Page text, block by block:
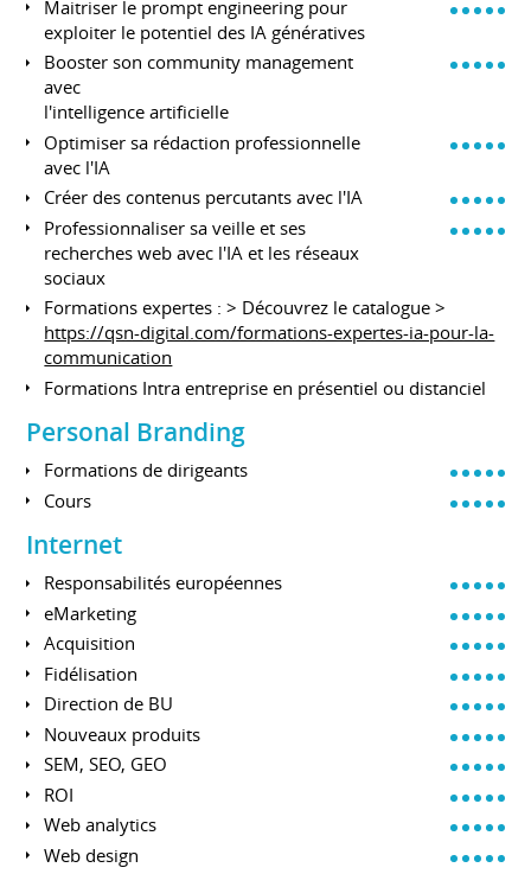
Maitriser le prompt engineering pour
exploiter le potentiel des IA génératives
Booster son community management
avec
l'intelligence artificielle
Optimiser sa rédaction professionnelle
avec l'IA
Créer des contenus percutants avec l'IA
Professionnaliser sa veille et ses
recherches web avec l'IA et les réseaux
sociaux
Formations expertes : > Découvrez le catalogue >
https://qsn-digital.com/formations-expertes-ia-pour-la-
communication
Formations Intra entreprise en présentiel ou distanciel
Personal Branding
Formations de dirigeants
Cours
Internet
Responsabilités européennes
eMarketing
Acquisition
Fidélisation
Direction de BU
Nouveaux produits
SEM, SEO, GEO
ROI
Web analytics
Web design